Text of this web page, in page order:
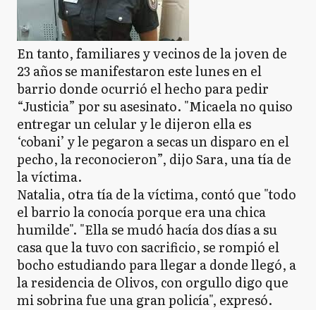
En tanto, familiares y vecinos de la joven de
23 años se manifestaron este lunes en el
barrio donde ocurrió el hecho para pedir
“Justicia” por su asesinato. "Micaela no quiso
entregar un celular y le dijeron ella es
‘cobani’ y le pegaron a secas un disparo en el
pecho, la reconocieron”, dijo Sara, una tía de
la víctima.
Natalia, otra tía de la víctima, contó que "todo
el barrio la conocía porque era una chica
humilde". "Ella se mudó hacía dos días a su
casa que la tuvo con sacrificio, se rompió el
bocho estudiando para llegar a donde llegó, a
la residencia de Olivos, con orgullo digo que
mi sobrina fue una gran policía", expresó.